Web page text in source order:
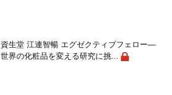
資生堂 江連智暢 エグゼクティブフェロー―
世界の化粧品を変える研究に挑...